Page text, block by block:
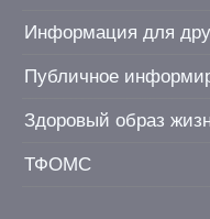
Информация для
Публичное
Здоровый образ
ТФОМС